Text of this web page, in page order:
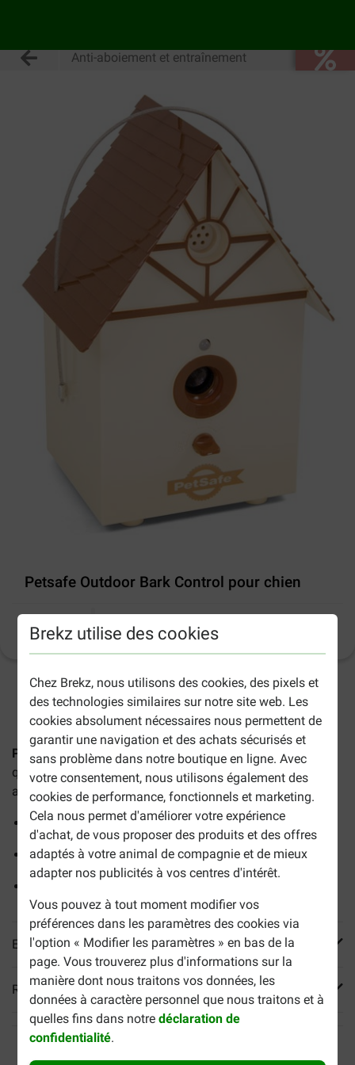
Brekz utilise des cookies
Chez Brekz, nous utilisons des cookies, des pixels et
des technologies similaires sur notre site web. Les
cookies absolument nécessaires nous permettent de
garantir une navigation et des achats sécurisés et
sans problème dans notre boutique en ligne. Avec
votre consentement, nous utilisons également des
cookies de performance, fonctionnels et marketing.
Cela nous permet d'améliorer votre expérience
d'achat, de vous proposer des produits et des offres
adaptés à votre animal de compagnie et de mieux
adapter nos publicités à vos centres d'intérêt.
Vous pouvez à tout moment modifier vos
préférences dans les paramètres des cookies via
l'option « Modifier les paramètres » en bas de la
page. Vous trouverez plus d'informations sur la
manière dont nous traitons vos données, les
données à caractère personnel que nous traitons et à
quelles fins dans notredéclaration de
confidentialité.
Anti-aboiement et entraînement
Petsafe Outdoor Bark Control pour chien
Informations sur le produit
2-5 jours ouvrables estimés, sauf indication contraire.
Petsafe Outdoor Bark Control pour chien est un appareil
qui émet un signal sonore ultrasonique lorsque votre chien
aboie de manière excessive.
Aide à réduire les aboiements
Quatre niveaux
En savoir plus
Reviews